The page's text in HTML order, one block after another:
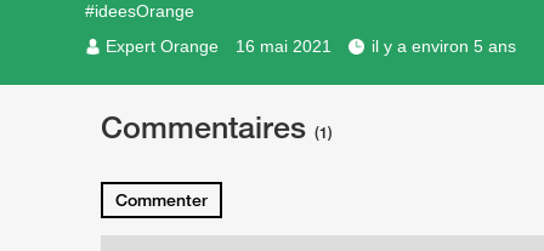
#ideesOrange
Expert Orange
16 mai 2021 il y a environ 5 ans
Commentaires (1)
Commenter